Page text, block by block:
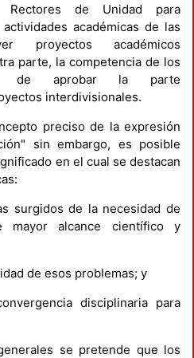
de Unidad para
académicas de las
proyectos académicos
parte, la competencia de los
de aprobar la parte
interdivisionales.
preciso de la expresión
sin embargo, es posible
en el cual se destacan
surgidos de la necesidad de
mayor alcance científico y
de esos problemas; y
disciplinaria para
se pretende que los